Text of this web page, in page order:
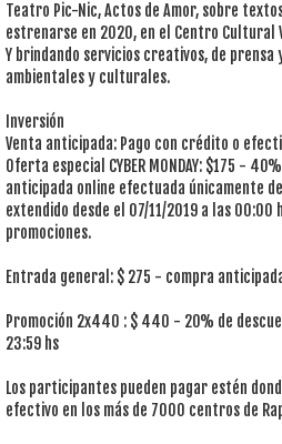
Teatro Pic-Nic, Actos de Amor, sobre
estrenarse en 2020, en el Centro Cultural
Y brindando servicios creativos, de
ambientales y culturales.
Inversión
Venta anticipada: Pago con crédito o
Oferta especial CYBER MONDAY: $175 -
anticipada online efectuada únicamente
extendido desde el 07/11/2019 a las
promociones.
Entrada general: $ 275 - compra
Promoción 2x440 : $ 440 - 20% de
23:59 hs
Los participantes pueden pagar estén
efectivo en los más de 7000 centros de